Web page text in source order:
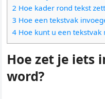
2 Hoe kader rond tekst
3 Hoe een tekstvak
4 Hoe kunt u een tekstvak
Hoe zet je iets
word?